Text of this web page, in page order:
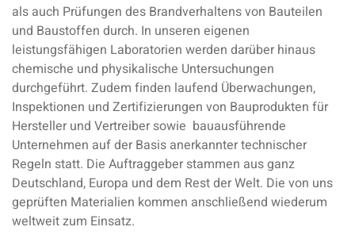
als auch Prüfungen des Brandverhaltens von Bauteilen
und Baustoffen durch. In unseren eigenen
leistungsfähigen Laboratorien werden darüber hinaus
chemische und physikalische Untersuchungen
durchgeführt. Zudem finden laufend Überwachungen,
Inspektionen und Zertifizierungen von Bauprodukten für
Hersteller und Vertreiber sowie bauausführende
Unternehmen auf der Basis anerkannter technischer
Regeln statt. Die Auftraggeber stammen aus ganz
Deutschland, Europa und dem Rest der Welt. Die von uns
geprüften Materialien kommen anschließend wiederum
weltweit zum Einsatz.